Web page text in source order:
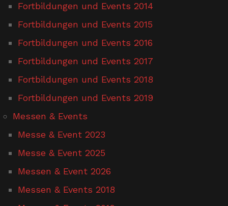
Fortbildungen und Events 2014
Fortbildungen und Events 2015
Fortbildungen und Events 2016
Fortbildungen und Events 2017
Fortbildungen und Events 2018
Fortbildungen und Events 2019
Messen & Events
Messe & Event 2023
Messe & Event 2025
Messen & Event 2026
Messen & Events 2018